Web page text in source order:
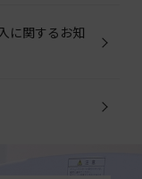
に関するお知